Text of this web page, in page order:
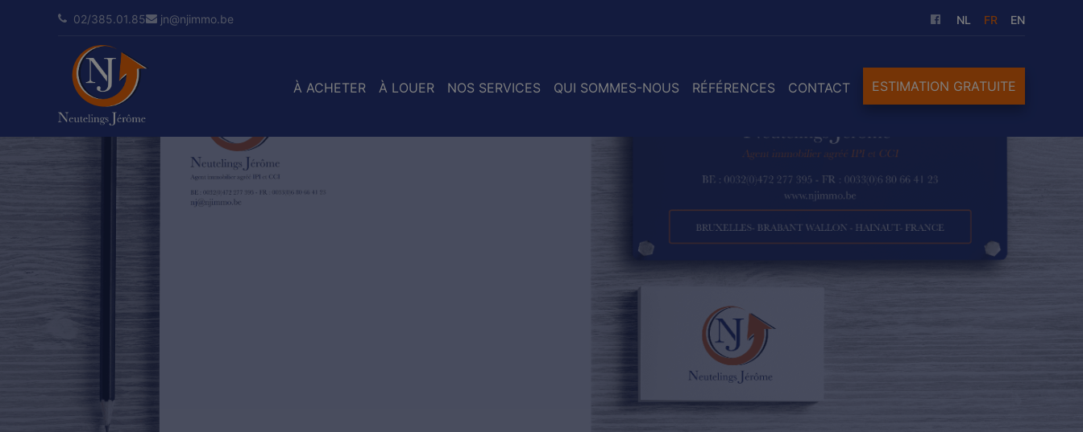
02/385.01.85 jn@njimmo.be NL FR EN
À ACHETER À LOUER NOS SERVICES QUI SOMMES-NOUS RÉFÉRENCES CONTACT ESTIMATION GRATUITE